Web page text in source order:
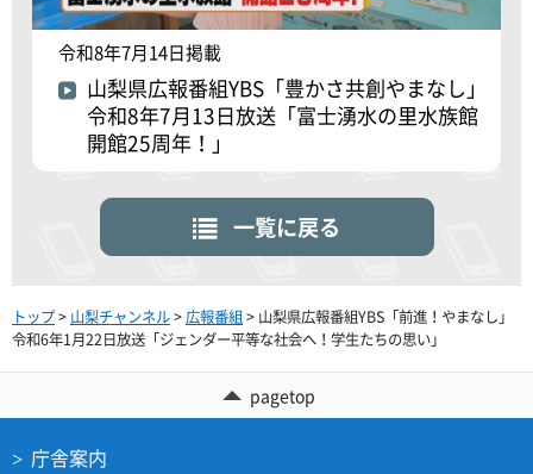
令和8年7月14日掲載
山梨県広報番組YBS「豊かさ共創やまなし」
令和8年7月13日放送「富士湧水の里水族館
開館25周年！」
一覧に戻る
トップ> 山梨チャンネル>広報番組> 山梨県広報番組YBS「前進！やまなし」
令和6年1月22日放送「ジェンダー平等な社会へ！学生たちの思い」
pagetop
庁舎案内